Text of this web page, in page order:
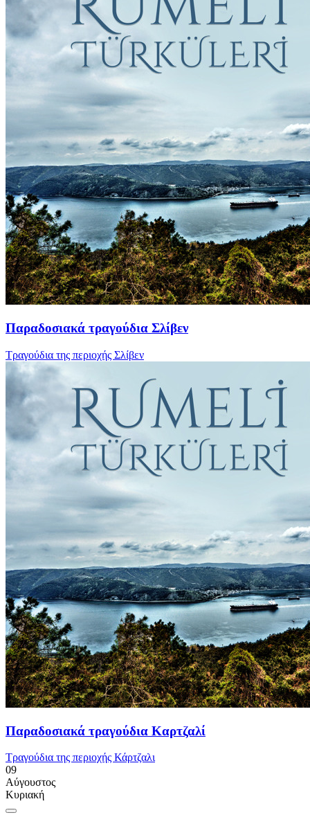
Παραδοσιακά τραγούδια Σλίβεν
Τραγούδια της περιοχής Σλίβεν
Παραδοσιακά τραγούδια Καρτζαλί
Τραγούδια της περιοχής Κάρτζαλι
09
Αύγουστος
Κυριακή